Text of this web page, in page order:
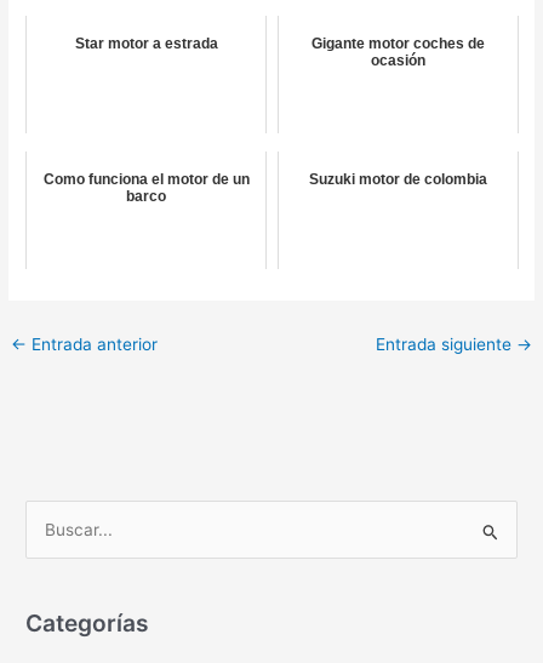
Star motor a estrada
Gigante motor coches de
ocasión
Como funciona el motor de un
barco
Suzuki motor de colombia
← Entrada anterior Entrada siguiente →
c
Categorías